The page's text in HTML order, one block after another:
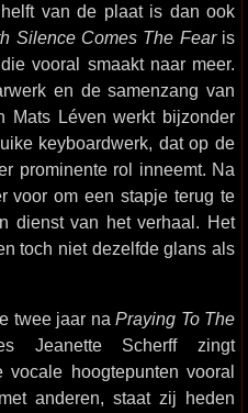
van de plaat is dan ook
Silence Comes The Fearis
vooral smaakt naar meer.
en de samenzang van
Mats Léven werkt bijzonder
keyboardwerk, dat op de
prominente rol inneemt. Na
voor om een stapje terug te
dienst van het verhaal. Het
toch niet dezelfde glans als
twee jaar na Praying To The
Jeanette Scherff zingt
hoogtepunten vooral
anderen, staat zij heden